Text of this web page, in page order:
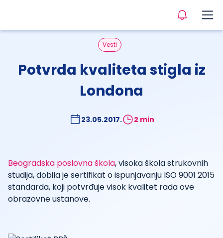
Vesti
Potvrda kvaliteta stigla iz
Londona
23.05.2017. 2 min
Beogradska poslovna škola, visoka škola strukovnih
studija, dobila je sertifikat o ispunjavanju ISO 9001 2015
standarda, koji potvrđuje visok kvalitet rada ove
obrazovne ustanove.